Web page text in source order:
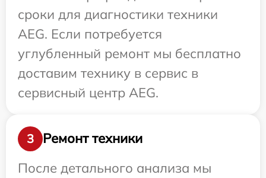
сроки для диагностики техники
AEG. Если потребуется
углубленный ремонт мы бесплатно
доставим технику в сервис в
сервисный центр AEG.
3
Ремонт техники
После детального анализа мы